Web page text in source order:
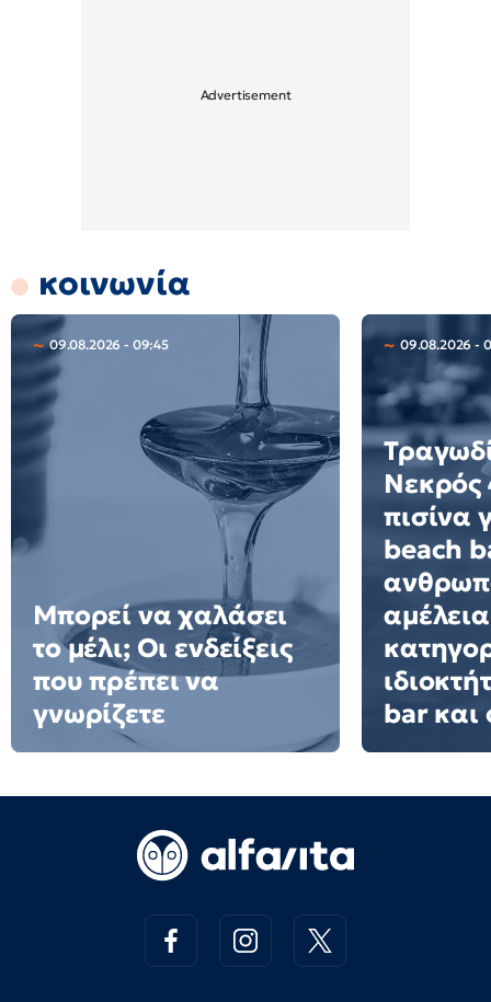
κοινωνία
09.08.2026 - 09:45
Μπορεί να χαλάσει
το μέλι; Οι ενδείξεις
που πρέπει να
γνωρίζετε
09.08.2026 -
Νεκρός
πισίνα
beach
αμέλεια
bar και